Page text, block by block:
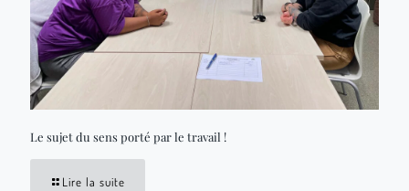
Le sujet du sens porté par le travail !
Lire la suite